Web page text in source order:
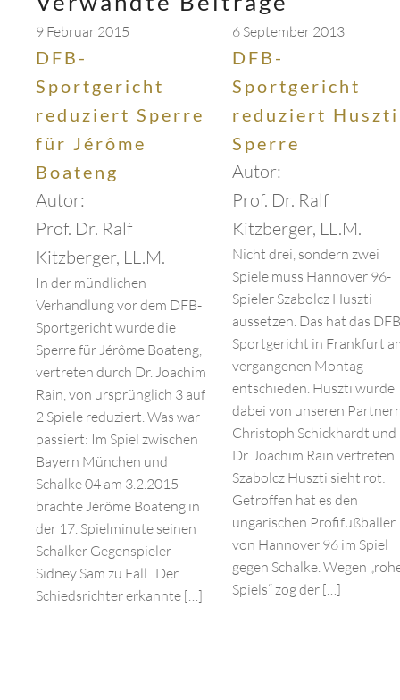
9 Februar 2015
DFB-
Sportgericht
reduziert Sperre
für Jérôme
Boateng
Autor:
Prof. Dr. Ralf
Kitzberger, LL.M.
In der mündlichen
Verhandlung vor dem DFB-
Sportgericht wurde die
Sperre für Jérôme Boateng,
vertreten durch Dr. Joachim
Rain, von ursprünglich 3 auf
2 Spiele reduziert. Was war
passiert: Im Spiel zwischen
Bayern München und
Schalke 04 am 3.2.2015
brachte Jérôme Boateng in
der 17. Spielminute seinen
Schalker Gegenspieler
Sidney Sam zu Fall. Der
Schiedsrichter erkannte […]
6 September 2013
DFB-
Sportgericht
reduziert
Sperre
Autor:
Prof. Dr. Ralf
Kitzberger, LL.M.
Nicht drei, sondern zwei
Spiele muss Hannover 96-
Spieler Szabolcz Huszti
aussetzen. Das hat das
Sportgericht in Frankfurt
vergangenen Montag
entschieden. Huszti wurde
dabei von unseren
Christoph Schickhardt und
Dr. Joachim Rain vertreten.
Szabolcz Huszti sieht rot:
Getroffen hat es den
ungarischen Profifußballer
von Hannover 96 im Spiel
gegen Schalke. Wegen
Spiels“ zog der […]